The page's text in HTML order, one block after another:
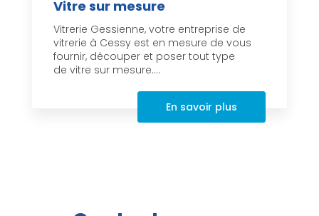
Vitre sur mesure
Vitrerie Gessienne, votre entreprise de
vitrerie à Cessy est en mesure de vous
fournir, découper et poser tout type
de vitre sur mesure....
En savoir plus